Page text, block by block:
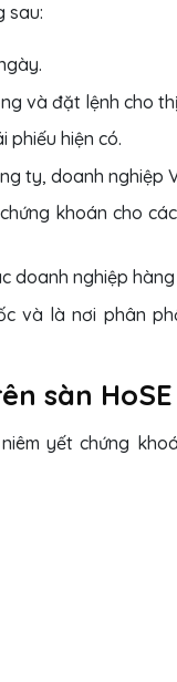
sau:
và đặt lệnh cho
hiện có.
ty, doanh nghiệp
khoán cho
doanh nghiệp
và là nơi phân
sàn HoSE
yết chứng